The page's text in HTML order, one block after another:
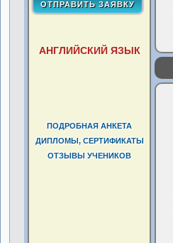
АНГЛИЙСКИЙ ЯЗЫК
ПОДРОБНАЯ АНКЕТА
ДИПЛОМЫ, СЕРТИФИКАТЫ
ОТЗЫВЫ УЧЕНИКОВ